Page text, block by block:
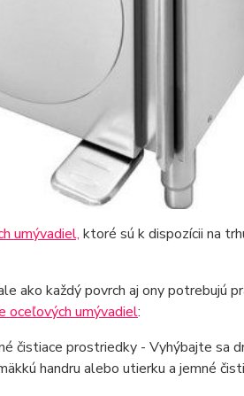
umývadiel, ktoré sú k dispozícii na
ako každý povrch aj ony potrebujú
oceľových umývadiel:
čistiace prostriedky - Vyhýbajte sa
handru alebo utierku a jemné